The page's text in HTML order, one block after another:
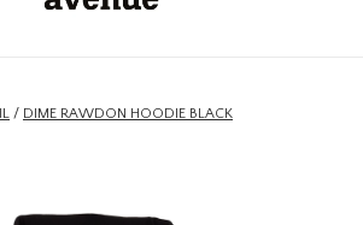
/ DIME RAWDON HOODIE BLACK